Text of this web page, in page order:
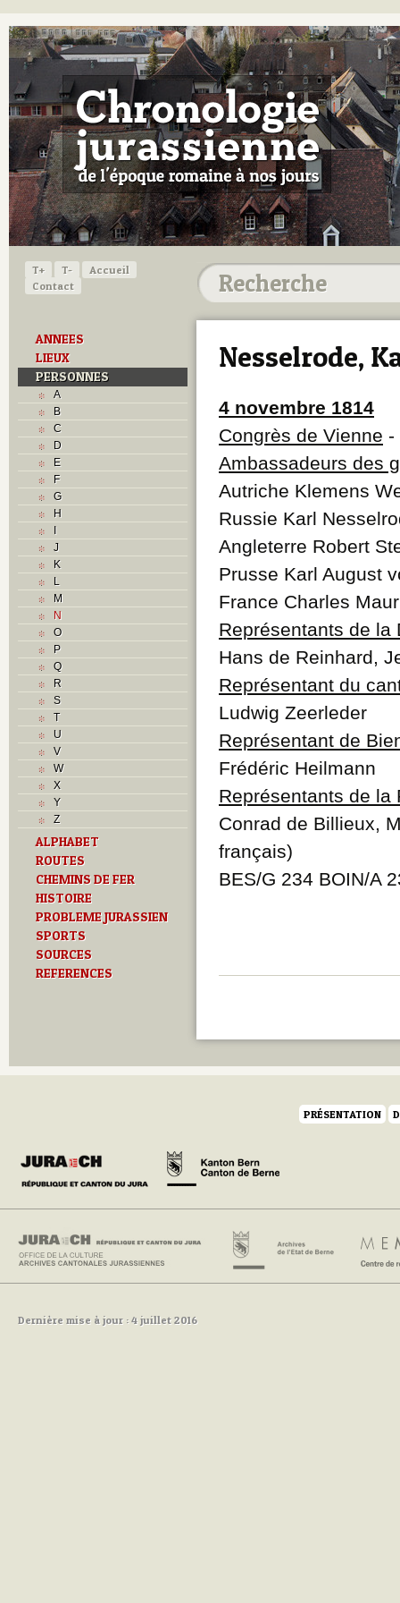
T+ T-
Accueil
Contact
ANNEES
LIEUX
PERSONNES
A
B
C
D
E
F
G
H
I
J
K
L
M
N
O
P
Q
R
S
T
U
V
W
X
Y
Z
ALPHABET
ROUTES
CHEMINS DE FER
HISTOIRE
PROBLEME JURASSIEN
SPORTS
SOURCES
REFERENCES
Nesselrode,
4 novembre 1814
Congrès de Vienne -
Ambassadeurs des
Autriche Klemens
Russie Karl
Angleterre Robert
Prusse Karl August
France Charles
Représentants de la
Hans de Reinhard,
Représentant du
Ludwig Zeerleder
Représentant de
Frédéric Heilmann
Représentants de la
Conrad de Billieux,
français)
BES/G 234 BOIN/A
PRÉSENTATION
Dernière mise à jour : 4 juillet 2016